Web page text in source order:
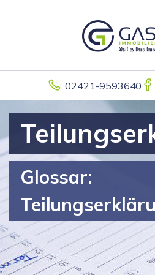
02421-9593640
Glossar: